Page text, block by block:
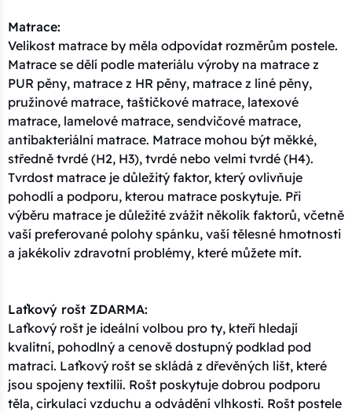
Matrace:
Velikost matrace by měla odpovídat rozměrům postele.
Matrace se dělí podle materiálu výroby na matrace z
PUR pěny, matrace z HR pěny, matrace z líné pěny,
pružinové matrace, taštičkové matrace, latexové
matrace, lamelové matrace, sendvičové matrace,
antibakteriální matrace. Matrace mohou být měkké,
středně tvrdé (H2, H3), tvrdé nebo velmi tvrdé (H4).
Tvrdost matrace je důležitý faktor, který ovlivňuje
pohodlí a podporu, kterou matrace poskytuje. Při
výběru matrace je důležité zvážit několik faktorů, včetně
vaší preferované polohy spánku, vaší tělesné hmotnosti
a jakékoliv zdravotní problémy, které můžete mít.
Laťkový rošt ZDARMA:
Laťkový rošt je ideální volbou pro ty, kteří hledají
kvalitní, pohodlný a cenově dostupný podklad pod
matraci. Laťkový rošt se skládá z dřevěných lišt, které
jsou spojeny textilií. Rošt poskytuje dobrou podporu
těla, cirkulaci vzduchu a odvádění vlhkosti. Rošt postele